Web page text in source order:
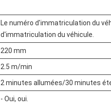
Le numéro d'immatriculation du
d'immatriculation du véhicule.
220 mm
2.5 m/min
2 minutes allumées/30 minutes
- Oui, oui.